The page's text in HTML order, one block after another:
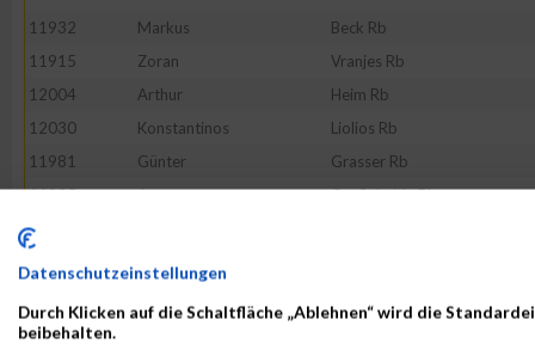
11932
Markus Beck Rb
11915
Zoran Vranjes Rb
12004
Arthur Heim Rb
12030
Konstantinos Liolios Rb
11981
Günter Grasser Rb
11985
Jonas Großeheide Rb
12113
11952
Datenschutzeinstellungen
Durch Klicken auf die Schaltfläche „Ablehnen“ wird die
beibehalten.